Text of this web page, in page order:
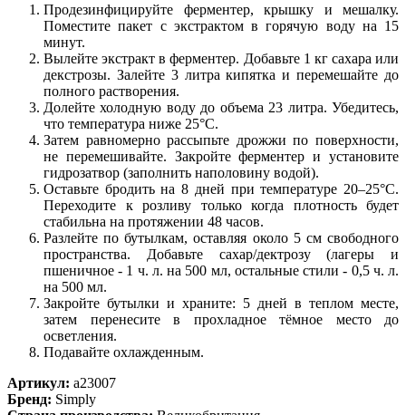
Продезинфицируйте ферментер, крышку и мешалку.
Поместите пакет с экстрактом в горячую воду на 15
минут.
Вылейте экстракт в ферментер. Добавьте 1 кг сахара или
декстрозы. Залейте 3 литра кипятка и перемешайте до
полного растворения.
Долейте холодную воду до объема 23 литра. Убедитесь,
что температура ниже 25°C.
Затем равномерно рассыпьте дрожжи по поверхности,
не перемешивайте. Закройте ферментер и установите
гидрозатвор (заполнить наполовину водой).
Оставьте бродить на 8 дней при температуре 20–25°C.
Переходите к розливу только когда плотность будет
стабильна на протяжении 48 часов.
Разлейте по бутылкам, оставляя около 5 см свободного
пространства. Добавьте сахар/дектрозу (лагеры и
пшеничное - 1 ч. л. на 500 мл, остальные стили - 0,5 ч. л.
на 500 мл.
Закройте бутылки и храните: 5 дней в теплом месте,
затем перенесите в прохладное тёмное место до
осветления.
Подавайте охлажденным.
Артикул: a23007
Бренд: Simply